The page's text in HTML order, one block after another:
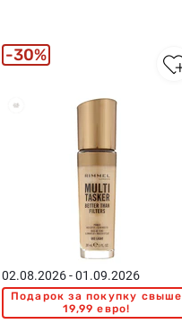
02.08.2026 - 01.09.2026
Подарок за покупку свыше
19,99 евро!
30%